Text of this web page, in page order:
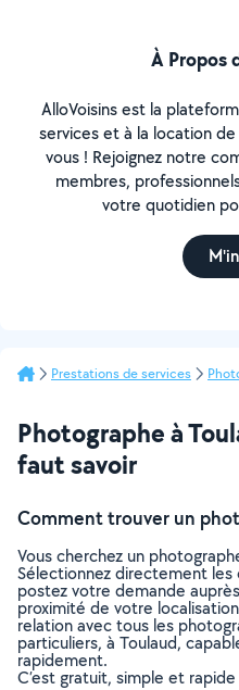
À Propos
AlloVoisins est la
services et à la location
vous ! Rejoignez notre
membres,
votre quotidien
Prestations de services
Photographe à
faut savoir
Comment trouver un
Vous cherchez un
Sélectionnez directement
postez votre demande
proximité de votre
relation avec tous les
particuliers, à Toulaud,
rapidement.
C’est gratuit, simple et